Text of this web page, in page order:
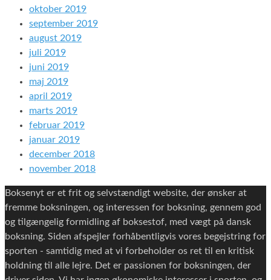
oktober 2019
september 2019
august 2019
juli 2019
juni 2019
maj 2019
april 2019
marts 2019
februar 2019
januar 2019
december 2018
november 2018
Boksenyt er et frit og selvstændigt website, der ønsker at
fremme boksningen, og interessen for boksning, gennem god
og tilgængelig formidling af boksestof, med vægt på dansk
boksning. Siden afspejler forhåbentligvis vores begejstring for
sporten - samtidig med at vi forbeholder os ret til en kritisk
holdning til alle lejre. Det er passionen for boksningen, der